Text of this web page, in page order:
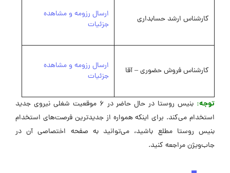
کارشناس ارشد حسابداری
ارسال رزومه و مشاهده
جزئیات
کارشناس فروش حضوری – آقا
ارسال رزومه و مشاهده
جزئیات
توجه:
بنیس روستا در حال حاضر در 6 موقعیت شغلی نیروی جدید
استخدام می‌کند. برای اینکه همواره از جدیدترین فرصت‌های استخدام
بنیس روستا مطلع باشید، می‌توانید به صفحه اختصاصی آن در
جاب‌ویژن مراجعه کنید.